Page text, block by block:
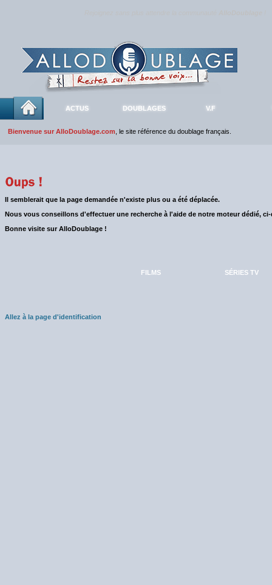
ACTUS DOUBLAGES V.F
Bienvenue sur AlloDoublage.com , le site référence du doublage français.
Il semblerait que la page demandée n'existe plus ou a été déplacée.
Nous vous conseillons d'effectuer une recherche à l'aide de notre moteur dédié,
Bonne visite sur AlloDoublage !
FILMS SÉRIES TV
Allez à la page d'identification